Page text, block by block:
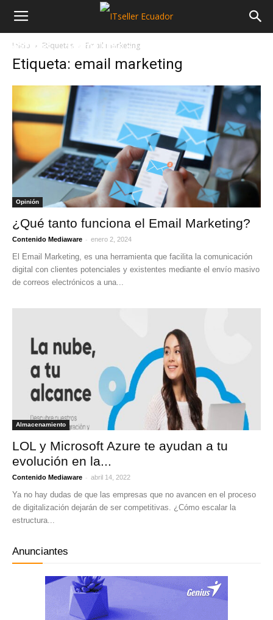
NOTICIAS MAYORISTAS
Inicio Etiquetas Email marketing
Etiqueta: email marketing
Opinión
¿Qué tanto funciona el Email Marketing?
Contenido Mediaware - enero 2, 2024
El Email Marketing, es una herramienta que facilita la comunicación
digital con clientes potenciales y existentes mediante el envío masivo
de correos electrónicos a una...
Almacenamiento
LOL y Microsoft Azure te ayudan a tu
evolución en la...
Contenido Mediaware - abril 14, 2022
Ya no hay dudas de que las empresas que no avancen en el proceso
de digitalización dejarán de ser competitivas. ¿Cómo escalar la
estructura...
Anunciantes